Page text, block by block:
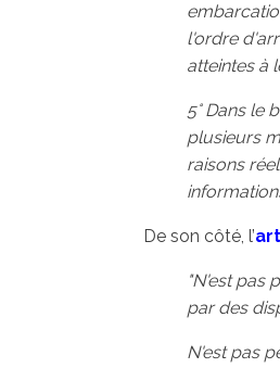
l'ordre
atteintes à
5° Dans le
plusieurs
raisons
De son côté, l’
"N'est pas
par des
N'est pas